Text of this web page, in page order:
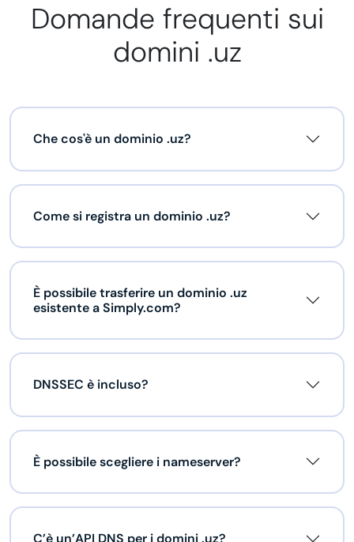
Domande frequenti sui
domini .uz
Che cos'è un dominio .uz?
Come si registra un dominio .uz?
È possibile trasferire un dominio .uz
esistente a Simply.com?
DNSSEC è incluso?
È possibile scegliere i nameserver?